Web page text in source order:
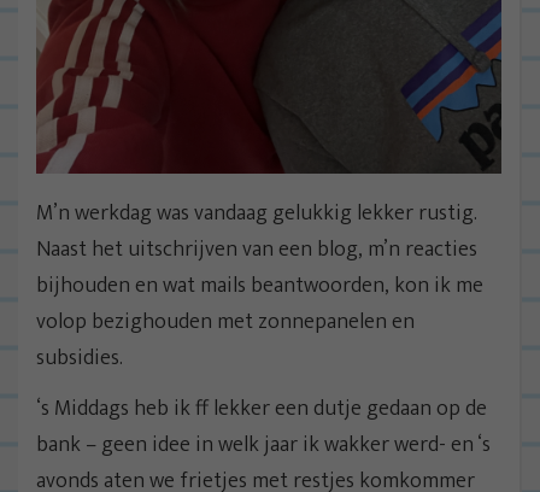
M’n werkdag was vandaag gelukkig lekker rustig.
Naast het uitschrijven van een blog, m’n reacties
bijhouden en wat mails beantwoorden, kon ik me
volop bezighouden met zonnepanelen en
subsidies.
‘s Middags heb ik ff lekker een dutje gedaan op de
bank – geen idee in welk jaar ik wakker werd- en ‘s
avonds aten we frietjes met restjes komkommer